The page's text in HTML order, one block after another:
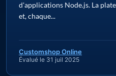
d'applications Node.js. La
et, chaque...
Customshop Online
Évalué le 31 juil 2025